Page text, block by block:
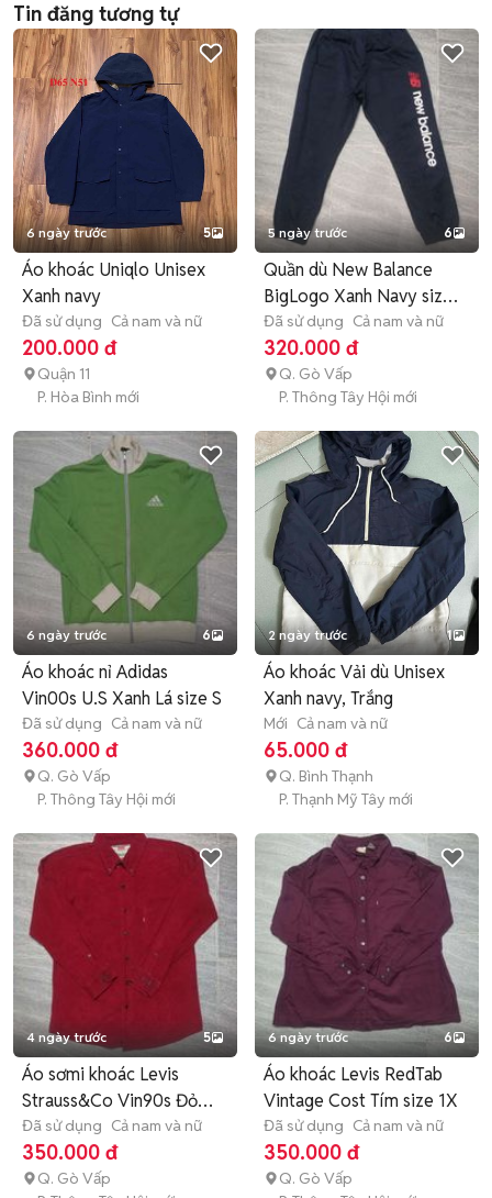
Tin đăng tương tự
6 ngày trước 5
Áo khoác Uniqlo Unisex
Xanh navy
Đã sử dụng Cả nam và nữ
200.000 đ
Quận 11
P. Hòa Bình mới
5 ngày trước 6
Quần dù New Balance
BigLogo Xanh Navy size
SM
Đã sử dụng Cả nam và nữ
320.000 đ
Q. Gò Vấp
P. Thông Tây Hội mới
6 ngày trước 6
Áo khoác nỉ Adidas
Vin00s U.S Xanh Lá size S
Đã sử dụng Cả nam và nữ
360.000 đ
Q. Gò Vấp
P. Thông Tây Hội mới
2 ngày trước 1
Áo khoác Vải dù Unisex
Xanh navy, Trắng
Mới Cả nam và nữ
65.000 đ
Q. Bình Thạnh
P. Thạnh Mỹ Tây mới
4 ngày trước 5
Áo sơmi khoác Levis
Strauss&Co Vin90s Đỏ
size SM
Đã sử dụng Cả nam và nữ
350.000 đ
Q. Gò Vấp
6 ngày trước 6
Áo khoác Levis RedTab
Vintage Cost Tím size 1X
Đã sử dụng Cả nam và nữ
350.000 đ
Q. Gò Vấp